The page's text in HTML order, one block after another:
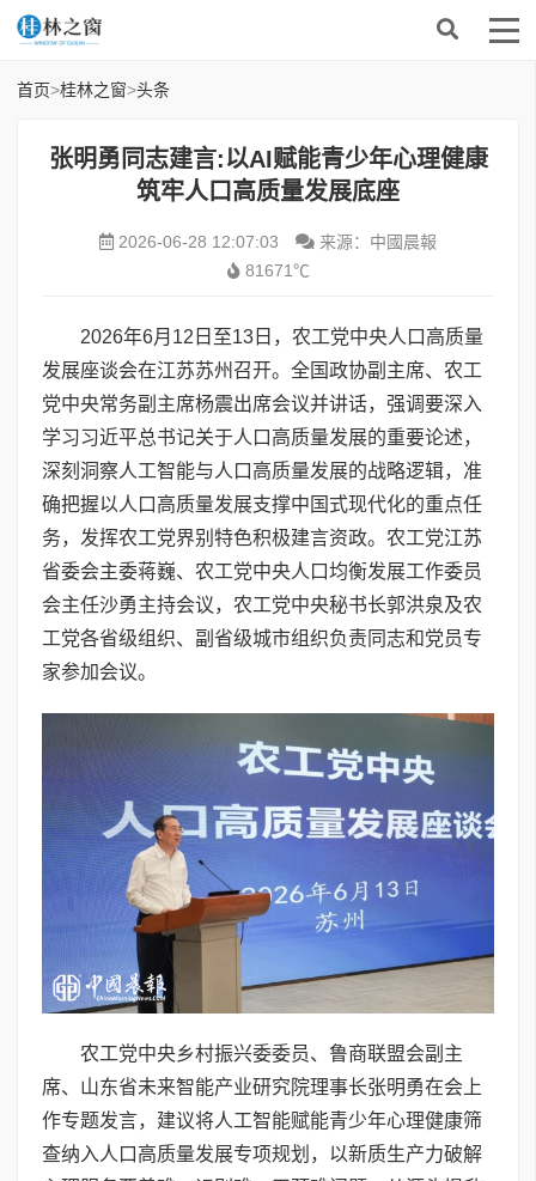
首页>桂林之窗>头条
张明勇同志建言:以AI赋能青少年心理健康
筑牢人口高质量发展底座
2026-06-28 12:07:03
来源：中國晨報
81671℃
2026年6月12日至13日，农工党中央人口高质量
发展座谈会在江苏苏州召开。全国政协副主席、农工
党中央常务副主席杨震出席会议并讲话，强调要深入
学习习近平总书记关于人口高质量发展的重要论述，
深刻洞察人工智能与人口高质量发展的战略逻辑，准
确把握以人口高质量发展支撑中国式现代化的重点任
务，发挥农工党界别特色积极建言资政。农工党江苏
省委会主委蒋巍、农工党中央人口均衡发展工作委员
会主任沙勇主持会议，农工党中央秘书长郭洪泉及农
工党各省级组织、副省级城市组织负责同志和党员专
家参加会议。
农工党中央乡村振兴委委员、鲁商联盟会副主
席、山东省未来智能产业研究院理事长张明勇在会上
作专题发言，建议将人工智能赋能青少年心理健康筛
查纳入人口高质量发展专项规划，以新质生产力破解